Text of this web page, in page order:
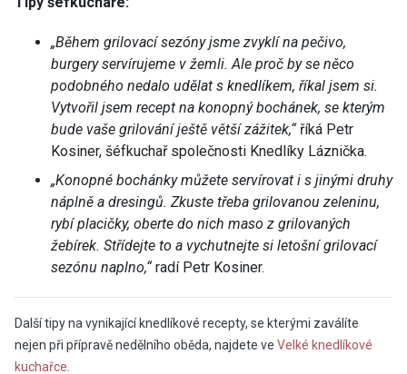
„Během grilovací sezóny jsme zvyklí na pečivo,
burgery servírujeme v žemli. Ale proč by se něco
podobného nedalo udělat s knedlíkem, říkal jsem si.
Vytvořil jsem recept na konopný bochánek, se kterým
bude vaše grilování ještě větší zážitek,“ říká Petr
Kosiner, šéfkuchař společnosti Knedlíky Láznička.
„Konopné bochánky můžete servírovat i s jinými druhy
náplně a dresingů. Zkuste třeba grilovanou zeleninu,
rybí placičky, oberte do nich maso z grilovaných
žebírek. Střídejte to a vychutnejte si letošní grilovací
sezónu naplno,“radí Petr Kosiner.
Další tipy na vynikající knedlíkové recepty, se kterými zaválíte
nejen při přípravě nedělního oběda, najdete ve Velké knedlíkové
kuchařce